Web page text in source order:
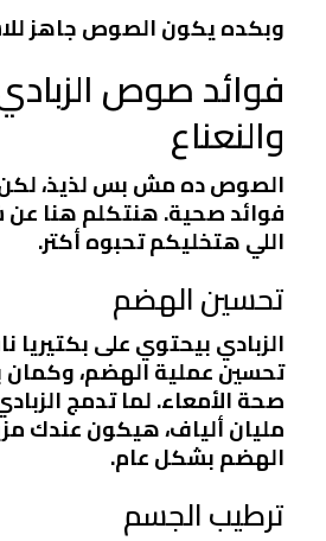
وبكده يكون الصوص جاهز
فوائد صوص
والنعناع
الصوص ده مش بس لذيذ،
فوائد صحية. هنتكلم هنا عن
اللي هتخليكم تحبوه أكتر.
تحسين الهضم
الزبادي بيحتوي على بكتيريا
تحسين عملية الهضم، وكمان
صحة الأمعاء. لما تدمج
مليان ألياف، هيكون عندك
الهضم بشكل عام.
ترطيب الجسم